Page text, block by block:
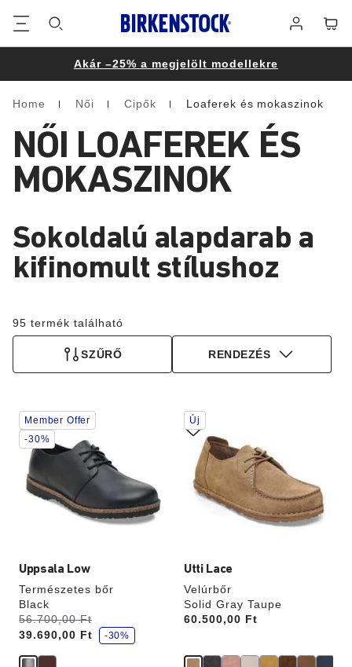
Akár –25% a megjelölt modellekre
Homepage
Home Női Cipők Loaferek és mokaszinok
NŐI LOAFEREK ÉS
MOKASZINOK
Sokoldalú alapdarab a
kifinomult stílushoz
95 termék található
SZŰRŐ RENDEZÉS
Uppsala Low
Természetes bőr
Black
Volt:
56.700,00 Ft
most
39.690,00 Ft
k
e
d
e
-30%
A
színpalettával
való
interakció
frissíti
termékképet
Member Offer
-30%
Utti Lace
Velúrbőr
Solid Gray Taupe
Price:
60.500,00 Ft
A
színpalettával
való
interakció
frissíti
termékképet
Új